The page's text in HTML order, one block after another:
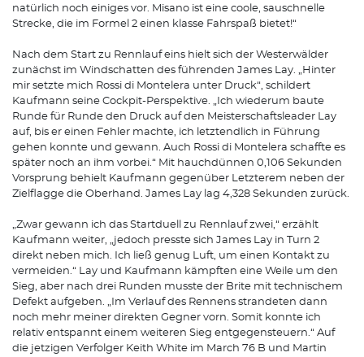
natürlich noch einiges vor. Misano ist eine coole, sauschnelle
Strecke, die im Formel 2 einen klasse Fahrspaß bietet!“
Nach dem Start zu Rennlauf eins hielt sich der Westerwälder
zunächst im Windschatten des führenden James Lay. „Hinter
mir setzte mich Rossi di Montelera unter Druck“, schildert
Kaufmann seine Cockpit-Perspektive. „Ich wiederum baute
Runde für Runde den Druck auf den Meisterschaftsleader Lay
auf, bis er einen Fehler machte, ich letztendlich in Führung
gehen konnte und gewann. Auch Rossi di Montelera schaffte es
später noch an ihm vorbei.“ Mit hauchdünnen 0,106 Sekunden
Vorsprung behielt Kaufmann gegenüber Letzterem neben der
Zielflagge die Oberhand. James Lay lag 4,328 Sekunden zurück.
„Zwar gewann ich das Startduell zu Rennlauf zwei,“ erzählt
Kaufmann weiter, „jedoch presste sich James Lay in Turn 2
direkt neben mich. Ich ließ genug Luft, um einen Kontakt zu
vermeiden.“ Lay und Kaufmann kämpften eine Weile um den
Sieg, aber nach drei Runden musste der Brite mit technischem
Defekt aufgeben. „Im Verlauf des Rennens strandeten dann
noch mehr meiner direkten Gegner vorn. Somit konnte ich
relativ entspannt einem weiteren Sieg entgegensteuern.“ Auf
die jetzigen Verfolger Keith White im March 76 B und Martin